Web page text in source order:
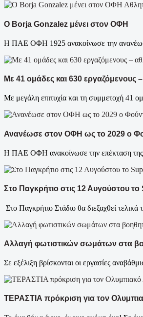
Ο Borja Gonzalez μένει στον ΟΦΗ
Η ΠΑΕ ΟΦΗ 1925 ανακοίνωσε την
Με 41 ομάδες και 630 εργαζόμενους
Με μεγάλη επιτυχία και τη συμμετοχή 41
Ανανέωσε στον ΟΦΗ ως το 2029 ο
Η ΠΑΕ ΟΦΗ ανακοίνωσε την επέκταση της
Στο Παγκρήτιο στις 12 Αυγούστου
Στο Παγκρήτιο Στάδιο θα διεξαχθεί
Αλλαγή φωτιστικών σωμάτων στα
Σε εξέλιξη βρίσκονται οι εργασίες
ΤΕΡΑΣΤΙΑ πρόκριση για τον